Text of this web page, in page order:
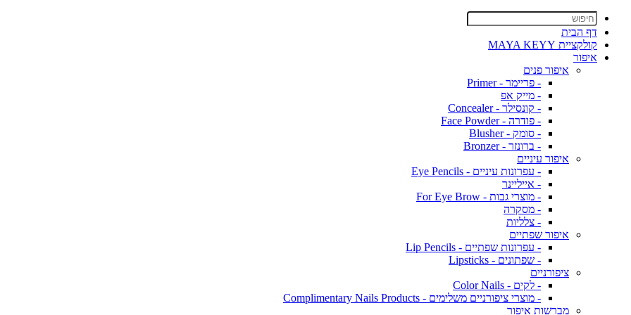
דף הבית
קולקציית MAYA KEYY
איפור
איפור פנים
- פריימר - Primer
- מייק אפ
- קונסילר - Concealer
- פודרה - Face Powder
- סומק - Blusher
- ברונזר - Bronzer
איפור עיניים
- עפרונות עיניים - Eye Pencils
- אייליינר
- מוצרי גבות - For Eye Brow
- מסקרה
- צלליות
איפור שפתיים
- עפרונות שפתיים - Lip Pencils
- שפתונים - Lipsticks
ציפורניים
- לקים - Color Nails
- מוצרי ציפורניים משלימים - Complimentary Nails Products
מברשות איפור